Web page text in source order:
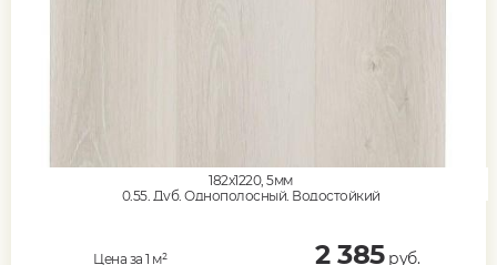
182x1220, 5мм
0,55, Дуб, Однополосный, Водостойкий
Цена за 1 м² 2 385руб.